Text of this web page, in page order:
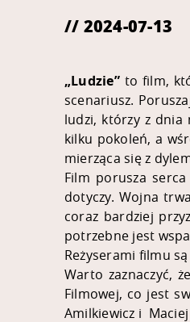
// 2024-07-13
„Ludzie”to film,
scenariusz.
ludzi, którzy z dnia
kilku pokoleń, a
mierząca się z
Film porusza
dotyczy. Wojna
coraz bardziej
potrzebne jest
Reżyserami filmu
Warto zaznaczyć,
Filmowej, co jest
Amilkiewicz i Maciej